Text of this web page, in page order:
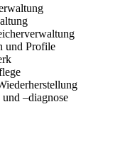
und Profile
–diagnose